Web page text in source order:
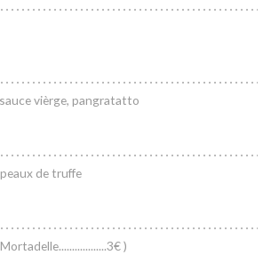
vièrge, pangratatto
de truffe
)